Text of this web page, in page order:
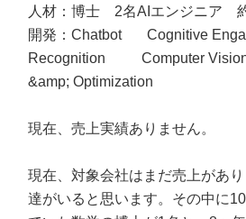
人材：博士 2名AIエンジニア
開発：Chatbot Cognitive
Recognition Computer
&amp; Optimization
現在、売上実績ありません。
現在、対象会社はまだ売上があ
達がいると思います。その中に